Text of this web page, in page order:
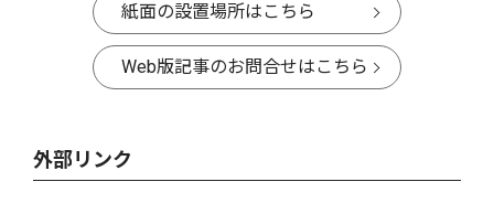
紙面の設置場所はこちら
Web版記事のお問合せはこちら
外部リンク